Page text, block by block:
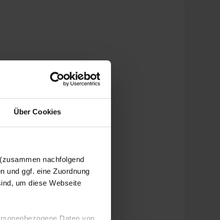
Über Cookies
nachfolgend
und ggf. eine Zuordnung
um diese Webseite
Daten von